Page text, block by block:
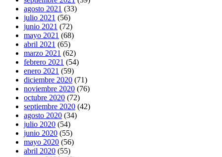
agosto 2021 (33)
julio 2021 (56)
junio 2021 (72)
mayo 2021 (68)
abril 2021 (65)
marzo 2021 (62)
febrero 2021 (54)
enero 2021 (59)
diciembre 2020 (71)
noviembre 2020 (76)
octubre 2020 (72)
septiembre 2020 (42)
agosto 2020 (34)
julio 2020 (54)
junio 2020 (55)
mayo 2020 (56)
abril 2020 (55)